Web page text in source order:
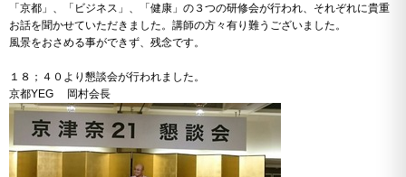
「京都」、「ビジネス」、「健康」の３つの研修会が行われ、それぞれに貴重
お話を聞かせていただきました。講師の方々有り難うございました。
風景をおさめる事ができず、残念です。
１８；４０より懇談会が行われました。
京都YEG 岡村会長